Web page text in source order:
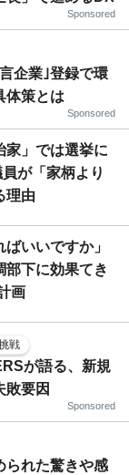
Sponsored
企業｣登録で環
体策とは
Sponsored
家」では選挙に
が「家柄より
理由
ばいいですか」
部下に効果てき
画
戦
が語る、新規
敗要因
Sponsored
られた驚きや感